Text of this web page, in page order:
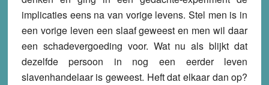
implicaties eens na van vorige levens. Stel men is in
een vorige leven een slaaf geweest en men wil daar
een schadevergoeding voor. Wat nu als blijkt dat
dezelfde persoon in nog een eerder leven
slavenhandelaar is geweest. Heft dat elkaar dan op?